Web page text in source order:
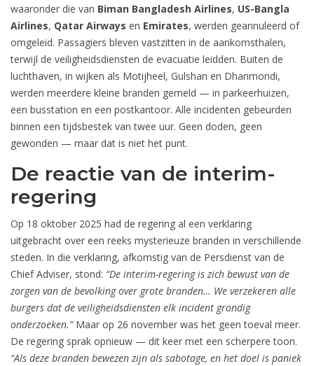
waaronder die van Biman Bangladesh Airlines, US-Bangla
Airlines, Qatar Airways en Emirates, werden geannuleerd of
omgeleid. Passagiers bleven vastzitten in de aankomsthalen,
terwijl de veiligheidsdiensten de evacuatie leidden. Buiten de
luchthaven, in wijken als Motijheel, Gulshan en Dhanmondi,
werden meerdere kleine branden gemeld — in parkeerhuizen,
een busstation en een postkantoor. Alle incidenten gebeurden
binnen een tijdsbestek van twee uur. Geen doden, geen
gewonden — maar dat is niet het punt.
De reactie van de interim-
regering
Op 18 oktober 2025 had de regering al een verklaring
uitgebracht over een reeks mysterieuze branden in verschillende
steden. In die verklaring, afkomstig van de Persdienst van de
Chief Adviser, stond: “De interim-regering is zich bewust van de
zorgen van de bevolking over grote branden… We verzekeren alle
burgers dat de veiligheidsdiensten elk incident grondig
onderzoeken.”Maar op 26 november was het geen toeval meer.
De regering sprak opnieuw — dit keer met een scherpere toon.
“Als deze branden bewezen zijn als sabotage, en het doel is paniek